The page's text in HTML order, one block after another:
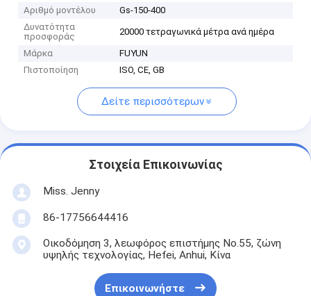
Αριθμό μοντέλου
Gs-150-400
Δυνατότητα
προσφοράς
20000 τετραγωνικά μέτρα ανά ημέρα
Μάρκα
FUYUN
Πιστοποίηση
ISO, CE, GB
Δείτε περισσότερων
Στοιχεία Επικοινωνίας
Miss. Jenny
86-17756644416
Οικοδόμηση 3, λεωφόρος επιστήμης No.55, ζώνη
υψηλής τεχνολογίας, Hefei, Anhui, Κίνα
Επικοινωνήστε